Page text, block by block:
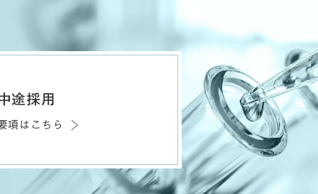
途採用
項はこちら